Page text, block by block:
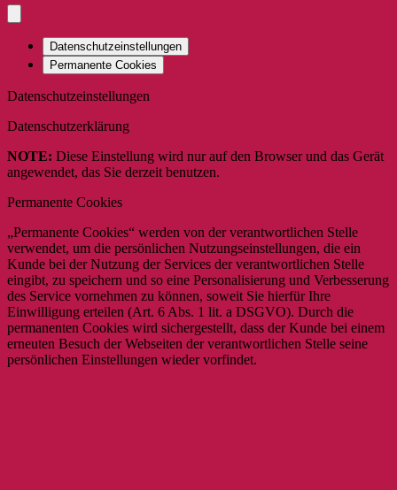
Datenschutzeinstellungen
Permanente Cookies
Datenschutzeinstellungen
Datenschutzerklärung
NOTE: Diese Einstellung wird nur auf den Browser und das Gerät
angewendet, das Sie derzeit benutzen.
Permanente Cookies
„Permanente Cookies“ werden von der verantwortlichen Stelle
verwendet, um die persönlichen Nutzungseinstellungen, die ein
Kunde bei der Nutzung der Services der verantwortlichen Stelle
eingibt, zu speichern und so eine Personalisierung und Verbesserung
des Service vornehmen zu können, soweit Sie hierfür Ihre
Einwilligung erteilen (Art. 6 Abs. 1 lit. a DSGVO). Durch die
permanenten Cookies wird sichergestellt, dass der Kunde bei einem
erneuten Besuch der Webseiten der verantwortlichen Stelle seine
persönlichen Einstellungen wieder vorfindet.